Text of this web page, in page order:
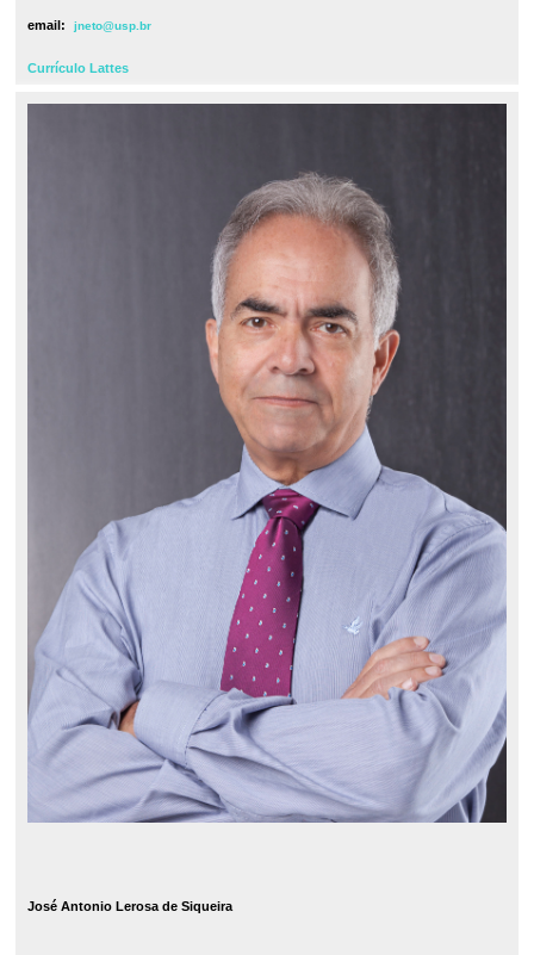
email: jneto@usp.br
Currículo Lattes
José Antonio Lerosa de Siqueira